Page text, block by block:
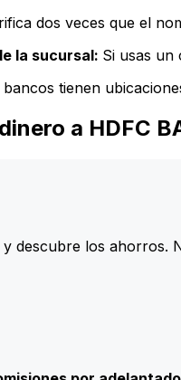
dos veces que el
la sucursal: Si usas un
bancos tienen
a HDFC
descubre los ahorros.